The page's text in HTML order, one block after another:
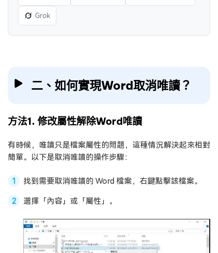
Grok
二、如何實現Word取消唯讀？
方法1. 修改屬性解除Word唯讀
有時候，唯讀只是檔案屬性的問題，這種情況解決起來相對
簡單。以下是取消唯讀的操作步驟：
找到需要取消唯讀的 Word 檔案，右鍵點擊該檔案。
選擇「內容」或「屬性」。